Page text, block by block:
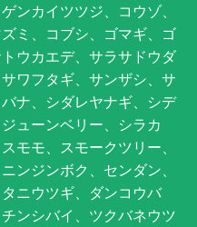
ンカイツツジ、コウゾ、
ミ、コブシ、ゴマギ、ゴ
ウカエデ、サラサドウダ
ワフタギ、サンザシ、サ
ナ、シダレヤナギ、シデ
ューンベリー、シラカ
モモ、スモークツリー、
ンジンボク、センダン、
ニウツギ、ダンコウバ
ンシバイ、ツクバネウツ